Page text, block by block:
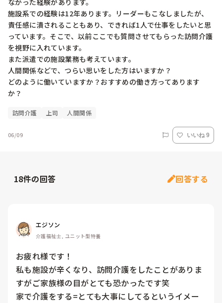
なかった経験があります。
施設系での経験は12年あります。リーダーもこなしましたが、
責任感に潰されることもあり、できれば1人で仕事をしたいと思
っています。そこで、以前ここでも質問させてもらった訪問介護
を視野に入れています。
また派遣での施設業務も考えています。
人間関係などで、つらい思いをした方はいますか？
どのように働いていますか？おすすめの働き方ってあります
か？
訪問介護 上司 人間関係
06/09 いいね 9
18件の回答 回答する
エジソン
介護福祉士, ユニット型特養
お疲れ様です！
私も施設が辛くなり、訪問介護をしたことがありま
すがご家族様の目がとても恐かったです笑
家で介護をする=とても大事にしてるというイメー